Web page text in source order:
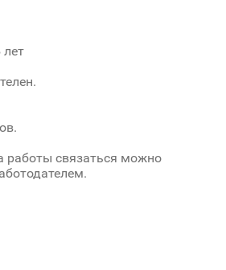
лет
работы связаться можно